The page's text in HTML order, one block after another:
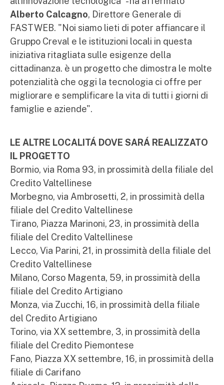
Alberto Calcagno, Direttore Generale di
FASTWEB. "Noi siamo lieti di poter affiancare il
Gruppo Creval e le istituzioni locali in questa
iniziativa ritagliata sulle esigenze della
cittadinanza. è un progetto che dimostra le molte
potenzialità che oggi la tecnologia ci offre per
migliorare e semplificare la vita di tutti i giorni di
famiglie e aziende".
LE ALTRE LOCALITÁ DOVE SARÁ REALIZZATO
IL PROGETTO
Bormio, via Roma 93, in prossimità della filiale del
Credito Valtellinese
Morbegno, via Ambrosetti, 2, in prossimità della
filiale del Credito Valtellinese
Tirano, Piazza Marinoni, 23, in prossimità della
filiale del Credito Valtellinese
Lecco, Via Parini, 21, in prossimità della filiale del
Credito Valtellinese
Milano, Corso Magenta, 59, in prossimità della
filiale del Credito Artigiano
Monza, via Zucchi, 16, in prossimità della filiale
del Credito Artigiano
Torino, via XX settembre, 3, in prossimità della
filiale del Credito Piemontese
Fano, Piazza XX settembre, 16, in prossimità della
filiale di Carifano